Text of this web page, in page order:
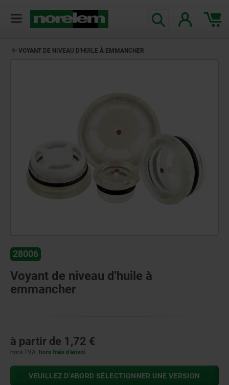
VOYANT DE NIVEAU D'HUILE À EMMANCHER
28006
Voyant de niveau d'huile à
emmancher
à partir de 1,72 €
hors TVA hors frais d’envoi
VEUILLEZ D’ABORD SÉLECTIONNER UNE VERSION